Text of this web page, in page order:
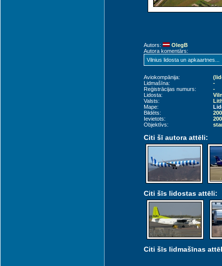
Autors:
OlegB
Autora komentārs:
Vilnius lidosta un apkaartnes...
Aviokompānija:
Lidmašīna:
-
Reģistrācijas numurs:
-
Lidosta:
Valsts:
Mape:
Bildēts:
Ievietots:
Objektīvs:
Citi šī autora attēli:
Citi šīs lidostas attēli:
Citi šīs lidmašīnas